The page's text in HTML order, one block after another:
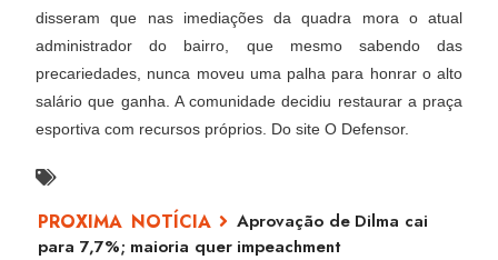
disseram que nas imediações da quadra mora o atual
administrador do bairro, que mesmo sabendo das
precariedades, nunca moveu uma palha para honrar o alto
salário que ganha. A comunidade decidiu restaurar a praça
esportiva com recursos próprios. Do site O Defensor.
Aprovação de Dilma cai
para 7,7%; maioria quer impeachment